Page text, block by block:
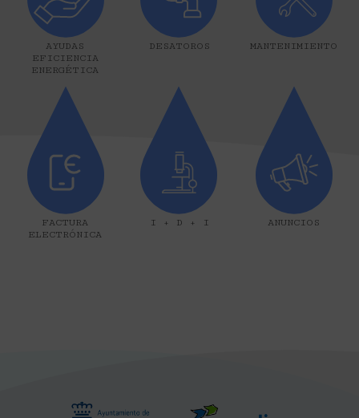
AYUDAS
EFICIENCIA
ENERGÉTICA
DESATOROS MANTENIMIENTO
FACTURA
ELECTRÓNICA
I + D + I ANUNCIOS